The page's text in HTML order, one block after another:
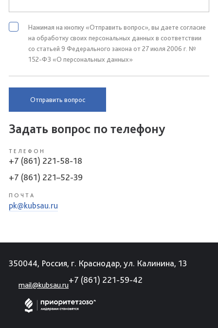
Нажимая на кнопку «Отправить вопрос», вы даете согласие
на обработку своих персональных данных в соответствии
со статьей 9 Федерального закона от 27 июля 2006 г. №
152-ФЗ «О персональных данных»
Отправить вопрос
Задать вопрос по телефону
ТЕЛЕФОН
+7 (861) 221-58-18
+7 (861) 221–52-39
ПОЧТА
pk@kubsau.ru
350044, Россия, г. Краснодар, ул. Калинина, 13
mail@kubsau.ru
+7 (861) 221-59-42